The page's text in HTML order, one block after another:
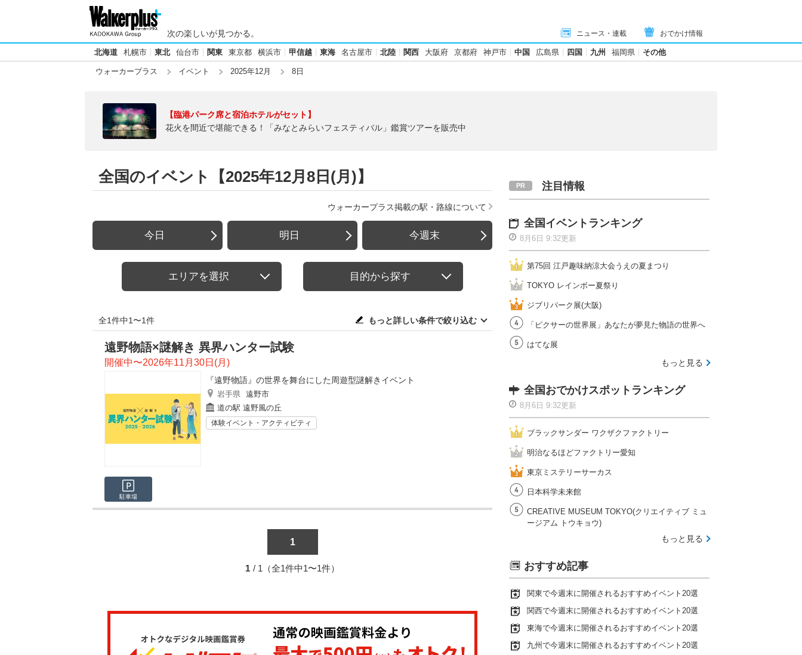
次の楽しいが見つかる。 ニュース・連載 おでかけ情報
北海道 札幌市 東北 仙台市 関東 東京都 横浜市 甲信越 東海 名古屋市 北陸 関西 大阪府 京都府 神戸市 中国 広島県 四国 九州 福岡県 その他
ウォーカープラス イベント 2025年12月 8日
【臨港パーク席と宿泊ホテルがセット】
花火を間近で堪能できる！「みなとみらいフェスティバル」鑑賞ツアーを販売中
全国のイベント【2025年12月8日(月)】
ウォーカープラス掲載の駅・路線について
今日 明日 今週末
エリアを選択 目的から探す
全1件中1〜1件 もっと詳しい条件で絞り込む
遠野物語×謎解き 異界ハンター試験
開催中〜2026年11月30日(月)
『遠野物語』の世界を舞台にした周遊型謎解きイベント
岩手県 遠野市
道の駅 遠野風の丘
体験イベント・アクティビティ
駐車場
1
1 / 1（全1件中1〜1件）
注目情報
全国イベントランキング
8月6日 9:32更新
第75回 江戸趣味納涼大会うえの夏まつり
TOKYO レインボー夏祭り
ジブリパーク展(大阪)
「ピクサーの世界展」あなたが夢見た物語の世界へ
はてな展
もっと見る
全国おでかけスポットランキング
8月6日 9:32更新
ブラックサンダー ワクザクファクトリー
明治なるほどファクトリー愛知
東京ミステリーサーカス
日本科学未来館
CREATIVE MUSEUM TOKYO(クリエイティブ ミュ
ージアム トウキョウ)
もっと見る
おすすめ記事
関東で今週末に開催されるおすすめイベント20選
関西で今週末に開催されるおすすめイベント20選
東海で今週末に開催されるおすすめイベント20選
九州で今週末に開催されるおすすめイベント20選